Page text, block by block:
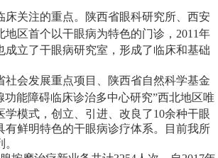
关注的重点。陕西省眼科研究所、西安
地区首个以干眼病为特色的门诊，2011年
立了干眼病研究室，形成了临床和基础
会发展重点项目、陕西省自然科学基金
能障碍临床诊治多中心研究”西北地区唯
模式，创立、引进、改良了10余种干眼
鲜明特色的干眼病诊疗体系。目前我所